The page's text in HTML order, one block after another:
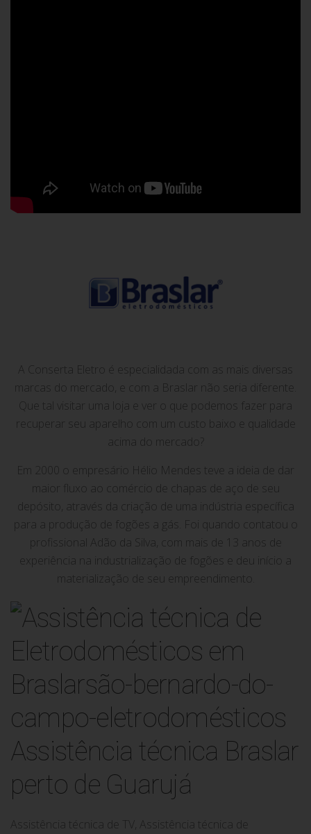
A Conserta Eletro é especialidada com as mais diversas
marcas do mercado, e com a Braslar não seria diferente.
Que tal visitar uma loja e ver o que podemos fazer para
recuperar seu aparelho com um custo baixo e qualidade
acima do mercado?
Em 2000 o empresário Hélio Mendes teve a ideia de dar
maior fluxo ao comércio de chapas de aço de seu
depósito, através da criação de uma indústria específica
para a produção de fogões a gás. Foi quando contatou o
profissional Adão da Silva, com mais de 13 anos de
experiência na industrialização de fogões e deu início a
materialização de seu empreendimento.
Assistência técnica Braslar
perto de Guarujá
Assistência técnica de TV, Assistência técnica de